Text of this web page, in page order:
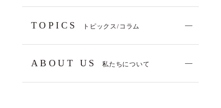
TOPICS トピックス/コラム
ABOUT US 私たちについて